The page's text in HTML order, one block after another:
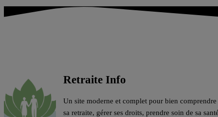
Retraite Info
Un site moderne et complet pour bien comprendre
sa retraite, gérer ses droits, prendre soin de sa